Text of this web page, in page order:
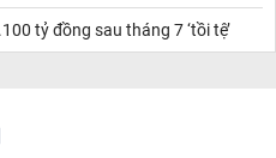
tỷ đồng sau tháng 7 ‘tồi tệ’